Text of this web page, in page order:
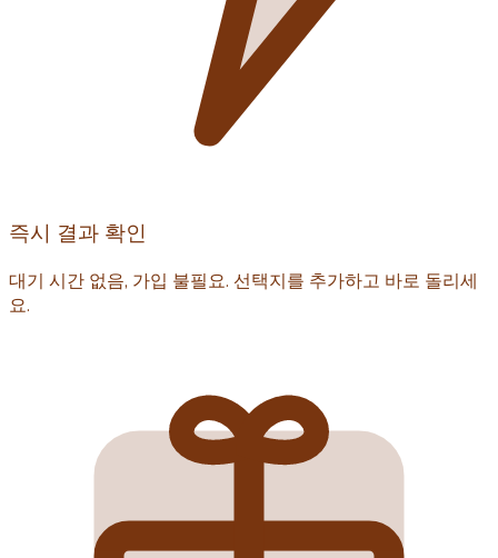
즉시 결과 확인
대기 시간 없음, 가입 불필요. 선택지를 추가하고 바로 돌리세
요.